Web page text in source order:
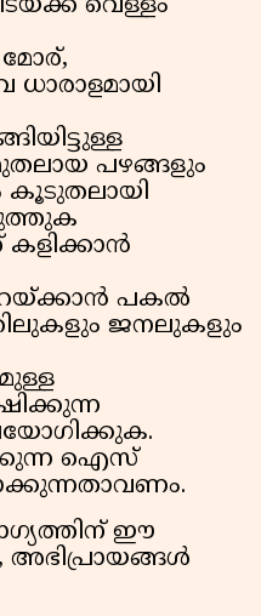
വെള്ളം
മോര്,
ധാരാളമായി
പഴങ്ങളും
കൂടുതലായി
കളിക്കാന്‍
പകല്‍
ജനലുകളും
ഐസ്
ഈ